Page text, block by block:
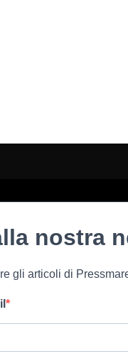
nostra
gli articoli di